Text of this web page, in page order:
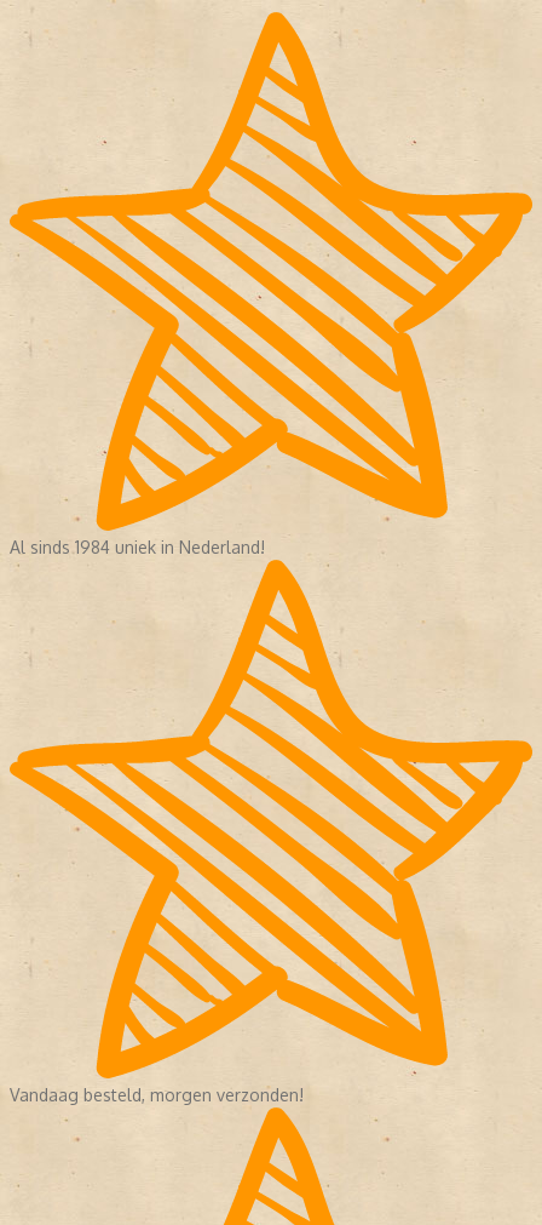
Al sinds 1984 uniek in Nederland!
Vandaag besteld, morgen verzonden!